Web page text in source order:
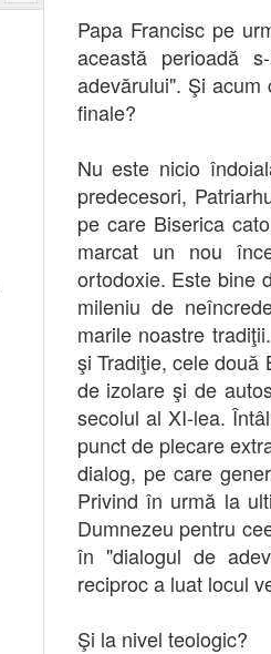
Papa Francisc pe
această perioadă
adevărului". Şi
finale?
Nu este nicio
predecesori,
pe care Biserica
marcat un nou
ortodoxie. Este bine
mileniu de
marile noastre
şi Tradiţie, cele două
de izolare şi de
secolul al XI-lea.
punct de plecare
dialog, pe care
Privind în urmă la
Dumnezeu pentru
în "dialogul de
reciproc a luat locul
Şi la nivel teologic?